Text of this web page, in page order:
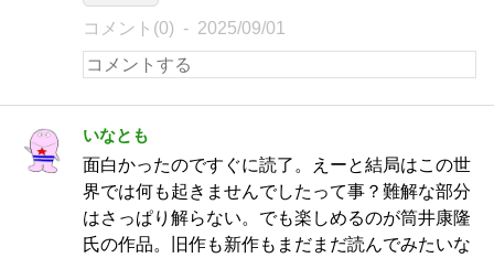
コメント(0) 2025/09/01
いなとも
面白かったのですぐに読了。えーと結局はこの世
界では何も起きませんでしたって事？難解な部分
はさっぱり解らない。でも楽しめるのが筒井康隆
氏の作品。旧作も新作もまだまだ読んでみたいな